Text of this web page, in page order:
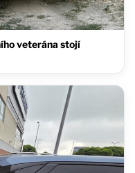
veterána stojí